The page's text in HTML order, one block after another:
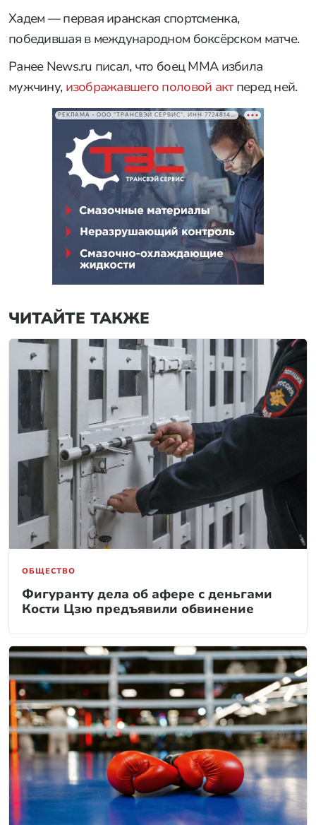
Хадем — первая иранская спортсменка,
победившая в международном боксёрском матче.
Ранее News.ru писал, что боец ММА избила
мужчину, изображавшего половой актперед ней.
РЕКЛАМА • ООО "ТРАНСВЭЙ СЕРВИС", ИНН 7724814198
ЧИТАЙТЕ ТАКЖЕ
ОБЩЕСТВО
Фигуранту дела об афере с деньгами
Кости Цзю предъявили обвинение